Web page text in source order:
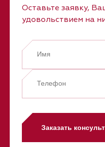
Оставьте заявку,
удовольствием на
Заказать